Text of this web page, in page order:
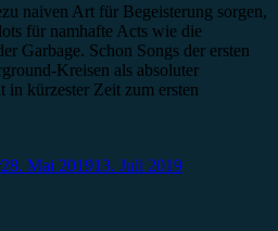
naiven Art für Begeisterung sorgen,
für namhafte Acts wie die
Garbage. Schon Songs der ersten
Kreisen als absoluter
in kürzester Zeit zum ersten
28. Mai 201913. Juli 2019